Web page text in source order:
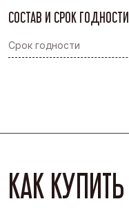
СОСТАВ И СРОК ГОДНОСТИ
Срок годности
КАК КУПИТЬ